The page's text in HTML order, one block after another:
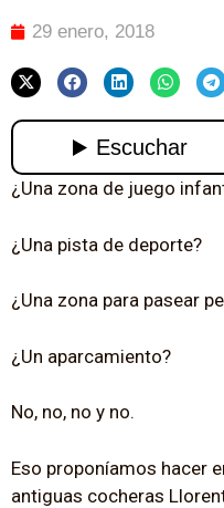
29 enero, 2018
¿Una zona de juego
¿Una pista de deporte?
¿Una zona para pasear
¿Un aparcamiento?
No, no, no y no.
Eso proponíamos hacer
antiguas cocheras